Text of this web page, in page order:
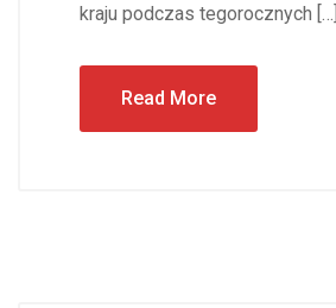
kraju podczas tegorocznych […]
Read More